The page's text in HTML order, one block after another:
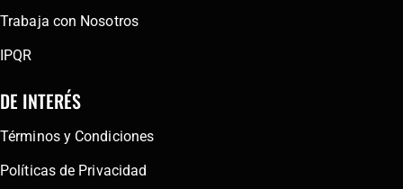
Trabaja con Nosotros
IPQR
DE INTERÉS
Términos y Condiciones
Políticas de Privacidad